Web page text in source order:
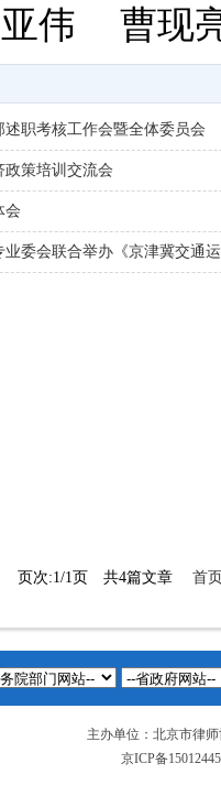
曹现亮
职考核工作会暨全体委员会
策培训交流会
会
委会联合举办《京津冀交通
页次:1/1页 共4篇文章 首
主办单位：北京市律
京ICP备